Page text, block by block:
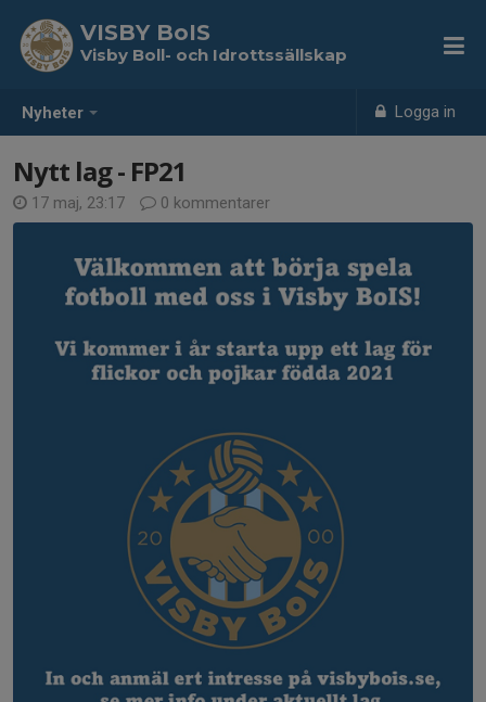
Nyheter Logga in
VISBY BoIS
Visby Boll- och Idrottssällskap
Nytt lag - FP21
17 maj, 23:17 0 kommentarer